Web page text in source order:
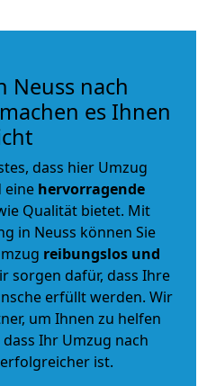
Neuss nach
es Ihnen
dass hier Umzug
eine hervorragende
Qualität bietet. Mit
in Neuss können Sie
reibungslos und
sorgen dafür, dass Ihre
erfüllt werden. Wir
um Ihnen zu helfen
Ihr Umzug nach
ist.